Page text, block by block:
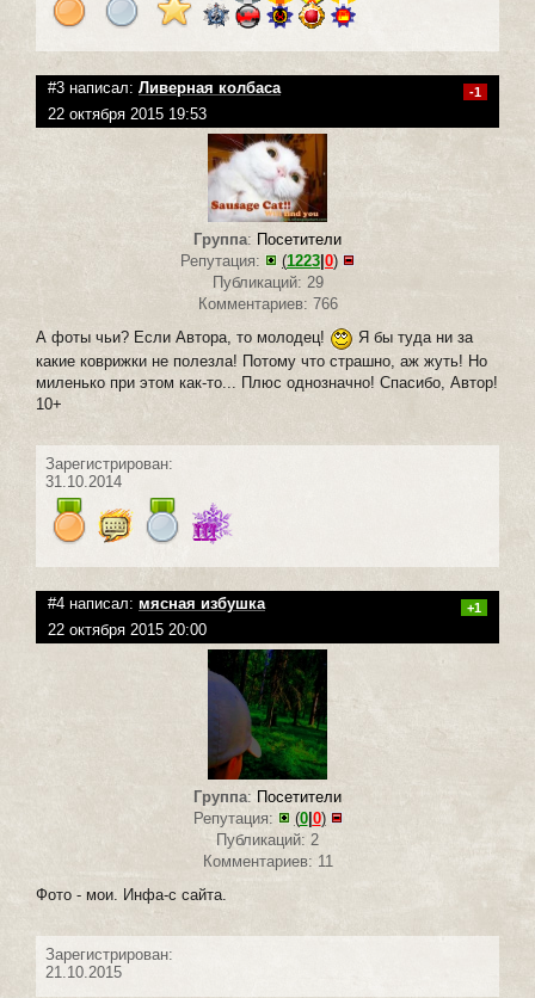
#3 написал: Ливерная колбаса -1
22 октября 2015 19:53
Группа: Посетители
Репутация:
(1223 0)
Публикаций: 29
Комментариев: 766
А фоты чьи? Если Автора, то молодец!
Я бы туда ни за
какие коврижки не полезла! Потому что страшно, аж жуть! Но
миленько при этом как-то... Плюс однозначно! Спасибо, Автор!
10+
Зарегистрирован:
31.10.2014
#4 написал: мясная избушка +1
22 октября 2015 20:00
Группа: Посетители
Репутация:
(0| 0)
Публикаций: 2
Комментариев: 11
Фото - мои. Инфа-с сайта.
Зарегистрирован:
21.10.2015